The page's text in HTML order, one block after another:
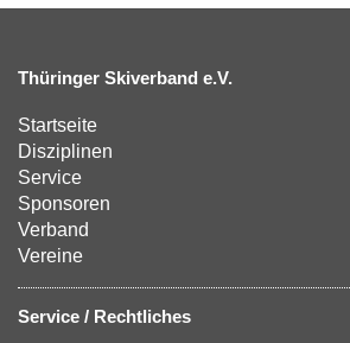
Thüringer Skiverband e.V.
Startseite
Disziplinen
Service
Sponsoren
Verband
Vereine
Service / Rechtliches